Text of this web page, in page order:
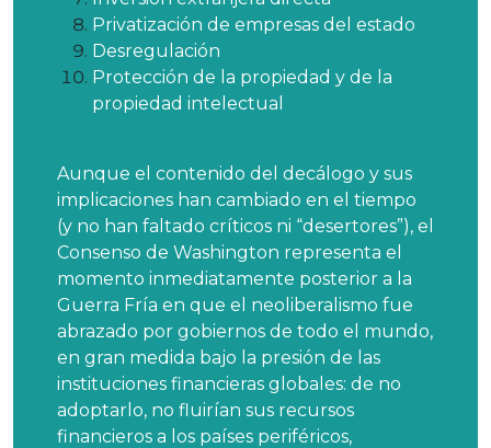
Privatización de empresas del estado
Desregulación
Protección de la propiedad y de la
propiedad intelectual
Aunque el contenido del decálogo y sus
implicaciones han cambiado en el tiempo
(y no han faltado críticos ni “desertores”), el
Consenso de Washington representa el
momento inmediatamente posterior a la
Guerra Fría en que el neoliberalismo fue
abrazado por gobiernos de todo el mundo,
en gran medida bajo la presión de las
instituciones financieras globales: de no
adoptarlo, no fluirían sus recursos
financieros a los países periféricos,